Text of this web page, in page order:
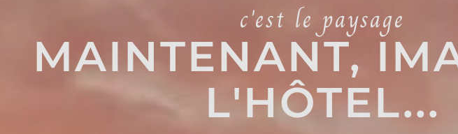
c'est le paysage
MAINTENANT,
L'HÔTEL...